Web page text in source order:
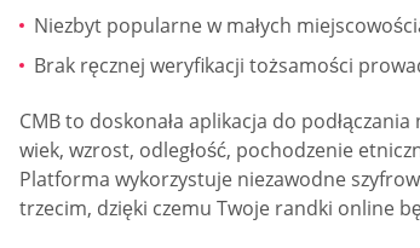
Niezbyt popularne w małych
Brak ręcznej weryfikacji tożsamości
CMB to doskonała aplikacja do
wiek, wzrost, odległość, pochodzenie
Platforma wykorzystuje niezawodne
trzecim, dzięki czemu Twoje randki online